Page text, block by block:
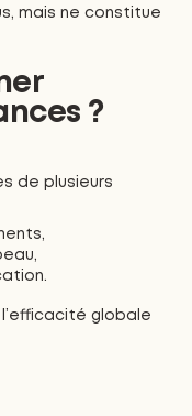
mais ne constitue
?
de plusieurs
globale